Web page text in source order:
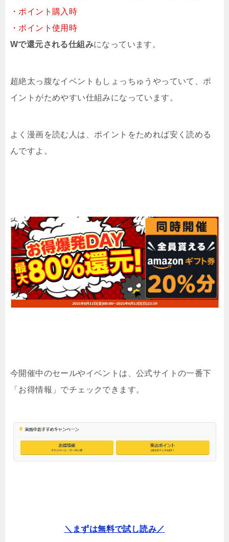
・ポイント購入時
・ポイント使用時
Wで還元される仕組みになっています。
超絶太っ腹なイベントもしょっちゅうやっていて、ポ
イントがためやすい仕組みになっています。
よく漫画を読む人は、ポイントをためれば安く読める
んですよ。
今開催中のセールやイベントは、公式サイトの一番下
「お得情報」でチェックできます。
＼まずは無料で試し読み／